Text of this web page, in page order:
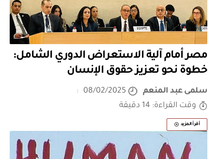
مصر أمام آلية الاستعراض الدوري الشامل:
خطوة نحو تعزيز حقوق الإنسان
سلمى عبد المنعم
08/02/2025
وقت القراءة: 14 دقيقة
أقرأ المزيد